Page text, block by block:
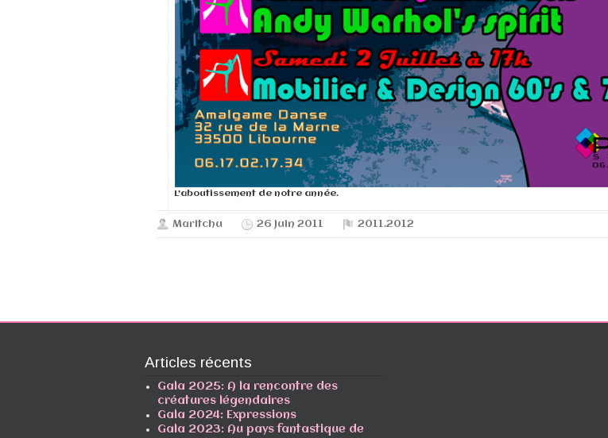
L'aboutissement de notre année.
Maritchu 26 juin 2011 2011.2012
Articles récents
Gala 2025: A la rencontre des
créatures légendaires
Gala 2024: Expressions
Gala 2023: Au pays fantastique de